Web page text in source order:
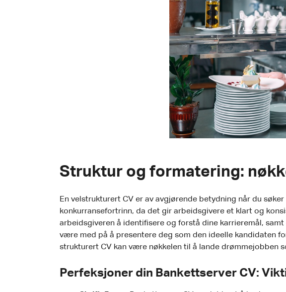
Struktur og formatering:
En velstrukturert CV er av avgjørende betydning når du
konkurransefortrinn, da det gir arbeidsgivere et klart og
arbeidsgiveren å identifisere og forstå dine karrieremål,
være med på å presentere deg som den ideelle kandidaten
strukturert CV kan være nøkkelen til å lande drømmejobben
Perfeksjoner din Bankettserver CV: